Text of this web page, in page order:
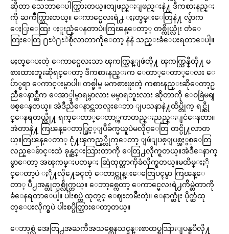
ဆိုတာ သေဘာေပါက္သြားတယ္။တျဖည္းျဖည္းနဲ႔ ဒီကစားနည္း
ကို ႀကိဳက္သြားတယ္။ ေကာင္မေလးရဲ႕ ႏႈတ္ခမ္းေတြနဲ႔ လွ်ာက
ေႏြးေထြး ႏူးညံ့ေနတာပဲ။ကြၽန္ေတာ့္ တစ္ကိုယ္လုံး တံေ
တြးေတြ ႐ႊဲ႐ႊဲစိုလာတာကိုေတာ့ နဲနဲ သည္းခံေပးရတာေပါ့။
မႈတ္ေပးတဲ့ ေကာင္မေလးသာ ၾကက္သြန္ျဖဴတို႔ ၾကက္သြန္နီတို႔ မ
စားထားဘူးဆိုရင္ေတာ့ ဒီကစားနည္းက ေတာ္ေတာ္ေလး ေ
ပ်ာ္စရာ ေကာင္းမွာပါ။ တစ္ခါမွ မကစားဖူးတဲ့ ကစားနည္းဆိုေတာ့ဥ
ညီေနာင္ဆီက ေအာ္ဒါမွာရမွာလား မမွာရဘူးလား ဆိုတာကို ေဝခြဲမရျ
ဖစ္ေနတယ္။ အဲဒီညီေနာင္ကဘလူးေဘာ ျပသနာနဲ႔ထိပ္တိုက္ ရင္ဆို
င္ေနရတယ္လို႔ ရက္ေတာ္ေတာ္ၾကာတည္းညည္းျငဴေနတာ။
အဲတာနဲ႔ ကြၽန္ေတာ့္ခြင့္ျပဳခ်က္မယူပဲမလိုင္ေတြ တင္ပို႔လာတ
ယ္။ကြၽန္ေတာ္ ငုံ႔ၾကည့္လိုက္ေတာ့ ျဖဴျပစ္ျပစ္အႏွစ္ေတြ
လည္ေခ်ာင္းထဲ ခုန္ဆင္းသြားတာကို ေတြ႕လိုက္ရတယ္။အဲဒီေနာက္
မွာေတာ့ အၾကမ္းပတမ္း ဆြဲထုတ္တာကိုခံလိုက္ရတယ္။မထိမ္းႏို
င္ေတာ့ပဲ ႏို႔လို႔ေခၚတဲ့ ေတာင္ကုန္းေတြေပၚမွာ ကြၽန္ေ
တာ္ ပ်ိဳ႕အန္ထုတ္ပစ္လိုက္တယ္။ ေဘာ့စ္ကေတာ့ ေကာင္မေလးရဲ႕က်ိမ္ဆဲတာကို
ခံေနရတာေပါ့။ ပါးစပ္ထဲ ထုတ္ရင္ ေဈးတမ်ိဳးတဲ့။ ေနာက္ဆုံး ပိုက္ဆံထု
တ္ေပးလိုက္မွပဲ ပါးစပ္ပိတ္သြားေတာ့တယ္။
ေဘာ့စ္လဲ အေတြ႕အႀကဳံအသစ္ကေနသင္ခန္းစာထပ္ရသြားျပန္ၿပီလို႔